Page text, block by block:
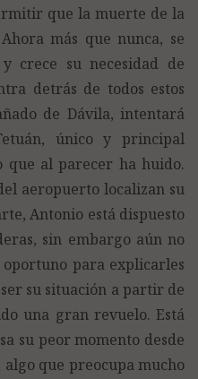
que la muerte de la
más que nunca, se
crece su necesidad de
detrás de todos estos
de Dávila, intentará
único y principal
que al parecer ha huido.
aeropuerto localizan su
Antonio está dispuesto
sin embargo aún no
para explicarles
su situación a partir de
una gran revuelo. Está
su peor momento desde
algo que preocupa mucho